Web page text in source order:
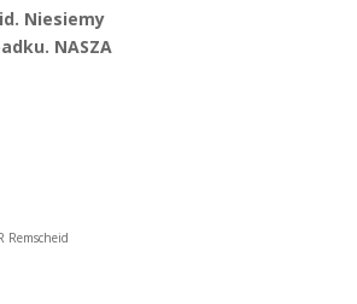
Niesiemy
NASZA
Remscheid